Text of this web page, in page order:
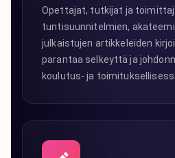
Opettajat, tutkijat ja
tuntisuunnitelmien,
julkaistujen artikkeleiden
parantaa selkeyttä ja
koulutus- ja